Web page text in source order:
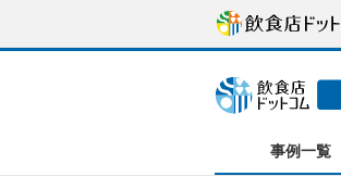
事例一覧